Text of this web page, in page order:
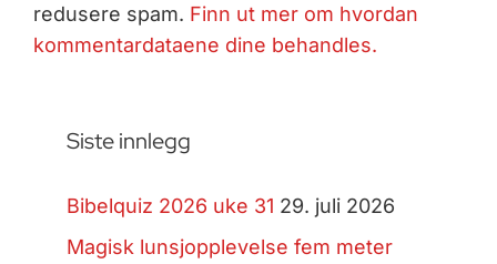
redusere spam. Finn ut mer om hvordan
kommentardataene dine behandles.
Siste innlegg
Bibelquiz 2026 uke 31 29. juli 2026
Magisk lunsjopplevelse fem meter